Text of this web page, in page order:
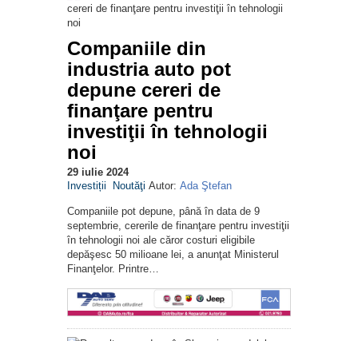
Companiile din
industria auto pot
depune cereri de
finanţare pentru
investiţii în tehnologii
noi
29 iulie 2024
Investiții
Noutăţi Autor: Ada Ştefan
Companiile pot depune, până în data de 9
septembrie, cererile de finanţare pentru investiţii
în tehnologii noi ale căror costuri eligibile
depăşesc 50 milioane lei, a anunţat Ministerul
Finanţelor. Printre…